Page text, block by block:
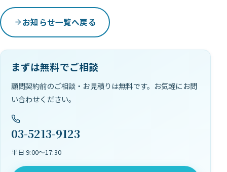
お知らせ一覧へ戻る
まずは無料でご相談
顧問契約前のご相談・お見積りは無料です。お気軽にお問
い合わせください。
03-5213-9123
平日 9:00〜17:30